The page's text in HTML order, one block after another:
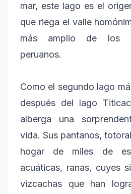
mar, este lago es el
que riega el valle
más amplio de los
peruanos.
Como el segundo lago
después del lago
alberga una
vida. Sus pantanos,
hogar de miles de
acuáticas, ranas, cuyes
vizcachas que han